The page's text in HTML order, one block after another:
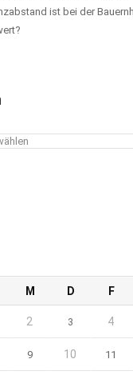
ist bei der
M D F
2 3 4
9 10 11